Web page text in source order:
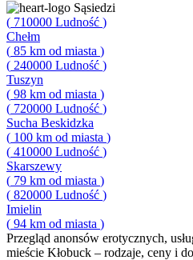
Sąsiedzi
( 710000 Ludność )
Chełm
( 85 km od miasta )
( 240000 Ludność )
Tuszyn
( 98 km od miasta )
( 720000 Ludność )
Sucha Beskidzka
( 100 km od miasta )
( 410000 Ludność )
Skarszewy
( 79 km od miasta )
( 820000 Ludność )
Imielin
( 94 km od miasta )
Przegląd anonsów erotycznych,
mieście Kłobuck – rodzaje, ceny i